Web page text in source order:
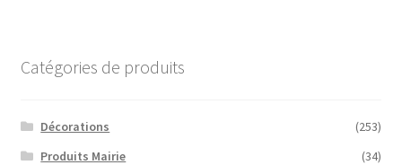
Catégories de produits
Décorations
(253)
Produits Mairie
(34)